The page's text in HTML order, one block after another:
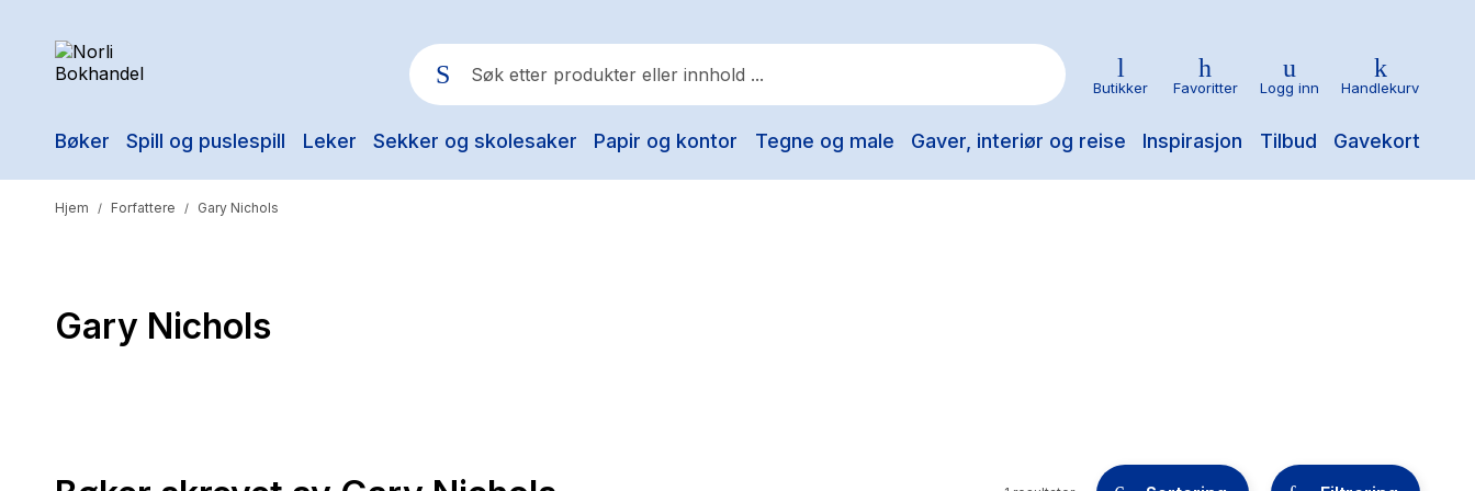
Bøker Spill og puslespill Leker Sekker og skolesaker Papir og kontor Tegne og male Gaver, interiør og reise Inspirasjon Tilbud Gavekort
Populære søk
The Housemaid
Butikker Favoritter Logg inn Handlekurv
Hjem / Forfattere / Gary Nichols
Gary Nichols